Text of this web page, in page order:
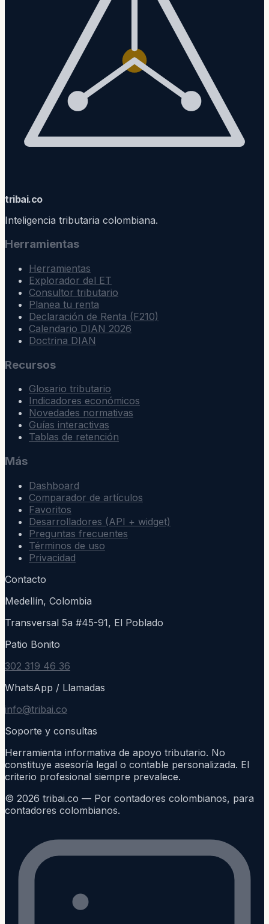
tribai.co
Inteligencia tributaria colombiana.
Herramientas
Herramientas
Explorador del ET
Consultor tributario
Planea tu renta
Declaración de Renta (F210)
Calendario DIAN 2026
Doctrina DIAN
Recursos
Glosario tributario
Indicadores económicos
Novedades normativas
Guías interactivas
Tablas de retención
Más
Dashboard
Comparador de artículos
Favoritos
Desarrolladores (API + widget)
Preguntas frecuentes
Términos de uso
Privacidad
Contacto
Medellín, Colombia
Transversal 5a #45-91, El Poblado
Patio Bonito
302 319 46 36
WhatsApp / Llamadas
info@tribai.co
Soporte y consultas
Herramienta informativa de apoyo tributario. No
constituye asesoría legal o contable personalizada. El
criterio profesional siempre prevalece.
© 2026 tribai.co — Por contadores colombianos, para
contadores colombianos.